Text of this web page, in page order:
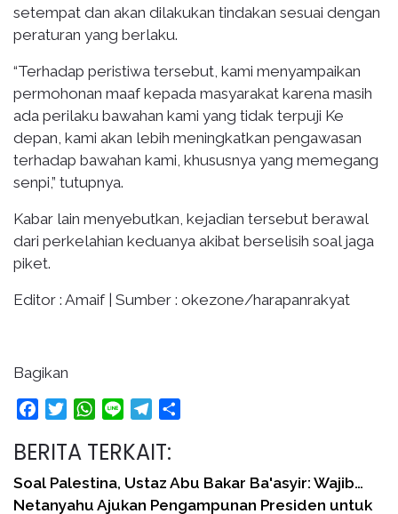
setempat dan akan dilakukan tindakan sesuai dengan
peraturan yang berlaku.
“Terhadap peristiwa tersebut, kami menyampaikan
permohonan maaf kepada masyarakat karena masih
ada perilaku bawahan kami yang tidak terpuji Ke
depan, kami akan lebih meningkatkan pengawasan
terhadap bawahan kami, khususnya yang memegang
senpi,” tutupnya.
Kabar lain menyebutkan, kejadian tersebut berawal
dari perkelahian keduanya akibat berselisih soal jaga
piket.
Editor : Amaif | Sumber : okezone/harapanrakyat
Bagikan
FacebookTwitterWhatsApp
Line Telegram
BERITA TERKAIT:
Soal Palestina, Ustaz Abu Bakar Ba'asyir: Wajib…
Netanyahu Ajukan Pengampunan Presiden untuk